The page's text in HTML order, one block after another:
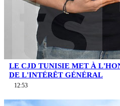
LE CJD TUNISIE MET À
DE L'INTÉRÊT GÉNÉRAL
12:53